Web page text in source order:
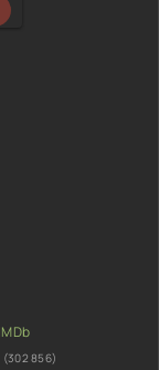
(302 856)